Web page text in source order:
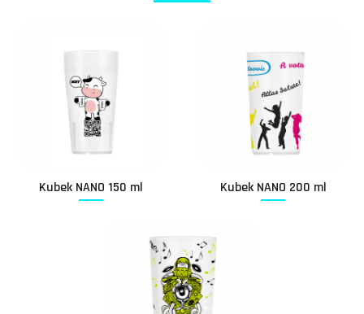
Kubek NANO 150 ml Kubek NANO 200 ml